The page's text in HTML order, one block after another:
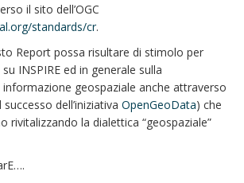
il sito dell’OGC
standards/cr.
Report possa risultare di stimolo per
INSPIRE ed in generale sulla
geospaziale anche attraverso
dell’iniziativa OpenGeoData) che
rivitalizzando la dialettica “geospaziale”